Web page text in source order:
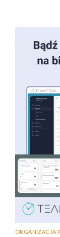
ORGANIZACJA